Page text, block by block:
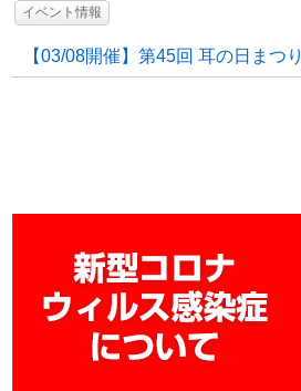
イベント情報
【03/08開催】第45回 耳の日まつり